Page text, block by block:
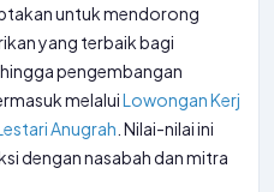
untuk mendorong
yang terbaik bagi
pengembangan
melaluiLowongan Kerj
Anugrah . Nilai-nilai ini
dengan nasabah dan mitra